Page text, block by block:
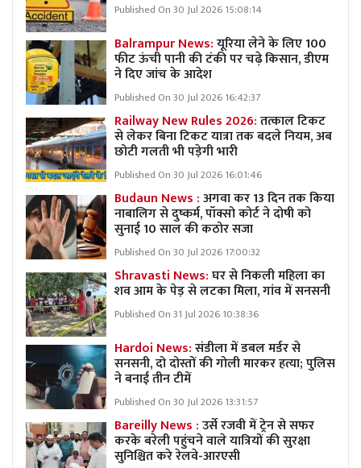
Published On 30 Jul 2026 15:08:14
Balrampur News:यूरिया लेने के लिए 100
फीट ऊंची पानी की टंकी पर चढ़े किसान, डीएम
ने दिए जांच के आदेश
Published On 30 Jul 2026 16:42:37
Railway New Rules 2026:तत्काल टिकट
से लेकर बिना टिकट यात्रा तक बदले नियम, अब
छोटी गलती भी पड़ेगी भारी
Published On 30 Jul 2026 16:01:46
Budaun News :अगवा कर 13 दिन तक किया
नाबालिग से दुष्कर्म, पॉक्सो कोर्ट ने दोषी को
सुनाई 10 साल की कठोर सजा
Published On 30 Jul 2026 17:00:32
Shravasti News:घर से निकली महिला का
शव आम के पेड़ से लटका मिला, गांव में सनसनी
Published On 31 Jul 2026 10:38:36
Hardoi News:संडीला में डबल मर्डर से
सनसनी, दो दोस्तों की गोली मारकर हत्या; पुलिस
ने बनाई तीन टीमें
Published On 30 Jul 2026 13:31:57
Bareilly News :उर्से रजवी में ट्रेन से सफर
करके बरेली पहुंचने वाले यात्रियों की सुरक्षा
सुनिश्चित करे रेलवे-आरएसी